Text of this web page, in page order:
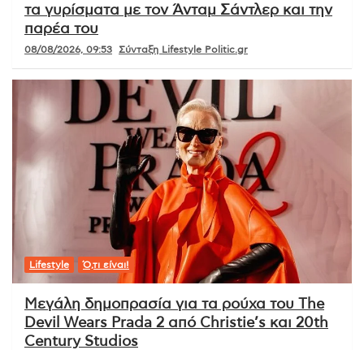
τα γυρίσματα με τον Άνταμ Σάντλερ και την
παρέα του
08/08/2026, 09:53 Σύνταξη Lifestyle Politic.gr
Lifestyle Ό,τι είναι!
Μεγάλη δημοπρασία για τα ρούχα του The
Devil Wears Prada 2 από Christie’s και 20th
Century Studios